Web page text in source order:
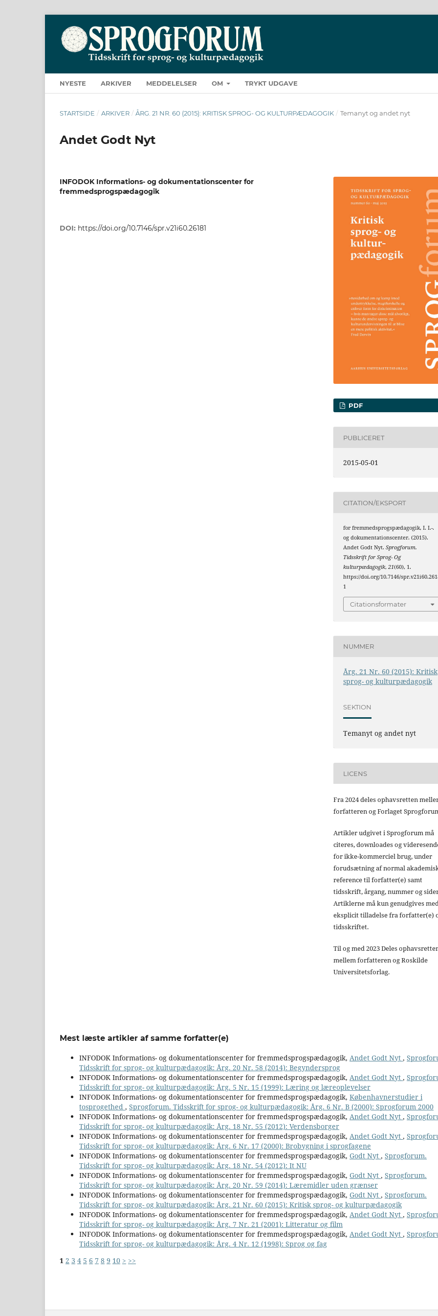
NYESTE ARKIVER MEDDELELSER OM TRYKT UDGAVE
STARTSIDE / ARKIVER / ÅRG. 21 NR. 60 (2015): KRITISK SPROG- OG KULTURPÆDAGOGIK / Temanyt og andet nyt
Andet Godt Nyt
INFODOK Informations- og dokumentationscenter for
fremmedsprogspædagogik
DOI: https://doi.org/10.7146/spr.v21i60.26181
PDF
PUBLICERET
2015-05-01
CITATION/EKSPORT
for fremmedsprogspædagogik, I. I.-.
og dokumentationscenter. (2015).
Andet Godt Nyt.Sprogforum.
Tidsskrift for Sprog- Og
kulturpædagogik,21(60), 1.
https://doi.org/10.7146/
1
Citationsformater
NUMMER
Årg. 21 Nr. 60 (2015): Kritisk
sprog- og kulturpædagogik
SEKTION
Temanyt og andet nyt
LICENS
Fra 2024 deles ophavsretten
forfatteren og Forlaget
Artikler udgivet i Sprogforum må
citeres, downloades og
for ikke-kommerciel brug, under
forudsætning af normal
reference til forfatter(e) samt
tidsskrift, årgang, nummer og
Artiklerne må kun genudgives
eksplicit tilladelse fra forfatter(e)
tidsskriftet.
Til og med 2023 Deles
mellem forfatteren og Roskilde
Universitetsforlag.
Mest læste artikler af samme forfatter(e)
INFODOK Informations- og dokumentationscenter for fremmedsprogspædagogik, Andet Godt Nyt ,
Tidsskrift for sprog- og kulturpædagogik: Årg. 20 Nr. 58 (2014): Begyndersprog
INFODOK Informations- og dokumentationscenter for fremmedsprogspædagogik, Andet Godt Nyt ,
Tidsskrift for sprog- og kulturpædagogik: Årg. 5 Nr. 15 (1999): Læring og læreoplevelser
INFODOK Informations- og dokumentationscenter for fremmedsprogspædagogik, Københavnerstudier i
tosprogethed , Sprogforum. Tidsskrift for sprog- og kulturpædagogik: Årg. 6 Nr. B (2000): Sprogforum 2000
INFODOK Informations- og dokumentationscenter for fremmedsprogspædagogik, Andet Godt Nyt ,
Tidsskrift for sprog- og kulturpædagogik: Årg. 18 Nr. 55 (2012): Verdensborger
INFODOK Informations- og dokumentationscenter for fremmedsprogspædagogik, Andet Godt Nyt ,
Tidsskrift for sprog- og kulturpædagogik: Årg. 6 Nr. 17 (2000): Brobygning i sprogfagene
INFODOK Informations- og dokumentationscenter for fremmedsprogspædagogik, Godt Nyt , Sprogforum.
Tidsskrift for sprog- og kulturpædagogik: Årg. 18 Nr. 54 (2012): It NU
INFODOK Informations- og dokumentationscenter for fremmedsprogspædagogik, Godt Nyt , Sprogforum.
Tidsskrift for sprog- og kulturpædagogik: Årg. 20 Nr. 59 (2014): Læremidler uden grænser
INFODOK Informations- og dokumentationscenter for fremmedsprogspædagogik, Godt Nyt , Sprogforum.
Tidsskrift for sprog- og kulturpædagogik: Årg. 21 Nr. 60 (2015): Kritisk sprog- og kulturpædagogik
INFODOK Informations- og dokumentationscenter for fremmedsprogspædagogik, Andet Godt Nyt ,
Tidsskrift for sprog- og kulturpædagogik: Årg. 7 Nr. 21 (2001): Litteratur og film
INFODOK Informations- og dokumentationscenter for fremmedsprogspædagogik, Andet Godt Nyt ,
Tidsskrift for sprog- og kulturpædagogik: Årg. 4 Nr. 12 (1998): Sprog og fag
1 2 3 4 5 6 7 8 9 10 > >>